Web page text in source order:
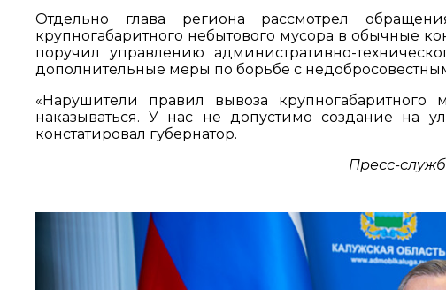
Отдельно глава региона рассмотрел
крупногабаритного небытового мусора в обычные
поручил управлению административно-
дополнительные меры по борьбе с
«Нарушители правил вывоза
наказываться. У нас не допустимо создание на
констатировал губернатор.
Пресс-